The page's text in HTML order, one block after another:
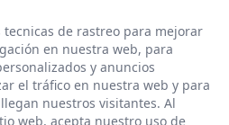
tecnicas de rastreo para mejorar
en nuestra web, para
y anuncios
el tráfico en nuestra web y para
nuestros visitantes. Al
web, acepta nuestro uso de